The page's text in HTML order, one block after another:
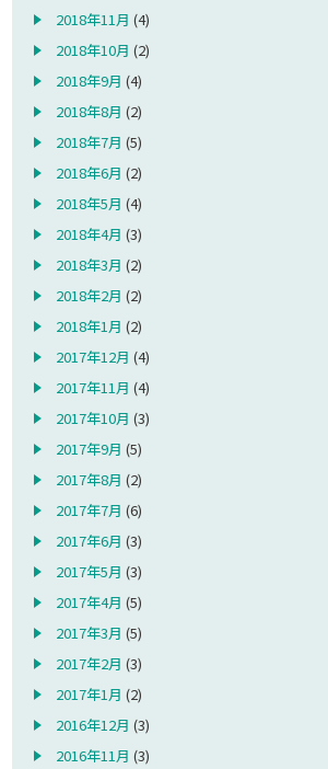
2018年11月 (4)
2018年10月 (2)
2018年9月 (4)
2018年8月 (2)
2018年7月 (5)
2018年6月 (2)
2018年5月 (4)
2018年4月 (3)
2018年3月 (2)
2018年2月 (2)
2018年1月 (2)
2017年12月 (4)
2017年11月 (4)
2017年10月 (3)
2017年9月 (5)
2017年8月 (2)
2017年7月 (6)
2017年6月 (3)
2017年5月 (3)
2017年4月 (5)
2017年3月 (5)
2017年2月 (3)
2017年1月 (2)
2016年12月 (3)
2016年11月 (3)